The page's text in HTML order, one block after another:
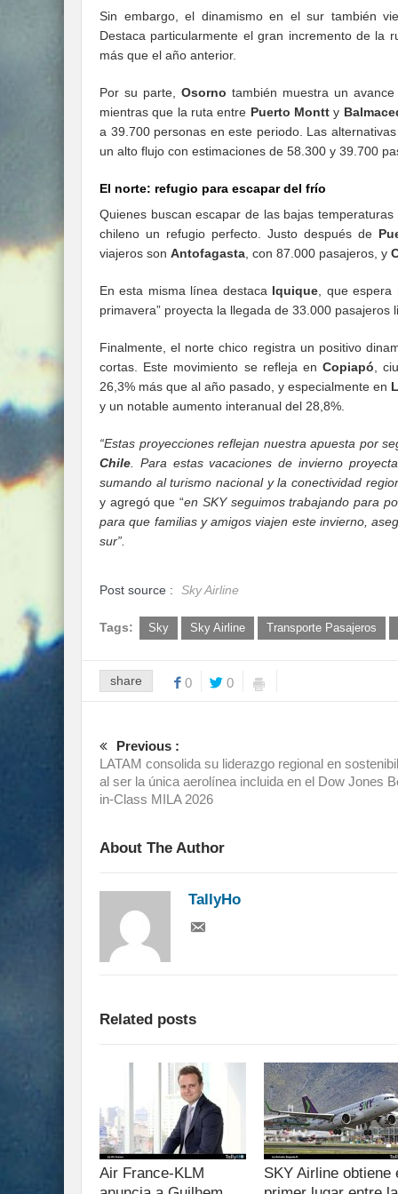
Sin embargo, el dinamismo en el sur también
Destaca particularmente el gran incremento de la
más que el año anterior.
Por su parte, Osorno también muestra un
mientras que la ruta entre Puerto Montty
a 39.700 personas en este periodo. Las
un alto flujo con estimaciones de 58.300 y 39.700
El norte: refugio para escapar del frío
Quienes buscan escapar de las bajas
chileno un refugio perfecto. Justo después de
viajeros son Antofagasta, con 87.000 pasajeros, y
En esta misma línea destaca Iquique, que espera
primavera” proyecta la llegada de 33.000
Finalmente, el norte chico registra un positivo
cortas. Este movimiento se refleja enCopiapó,
26,3% más que al año pasado, y especialmente en
y un notable aumento interanual del 28,8%.
“Estas proyecciones reflejan nuestra apuesta por
Chile. Para estas vacaciones de invierno
sumando al turismo nacional y la conectividad
y agregó que “en SKY seguimos trabajando para
para que familias y amigos viajen este invierno,
sur”.
Post source : Sky Airline
Tags: Sky Sky Airline Transporte Pasajeros
share 0 0
Previous :
LATAM consolida su liderazgo regional en
al ser la única aerolínea incluida en el Dow Jones
in-Class MILA 2026
About The Author
TallyHo
Related posts
Air France-KLM
SKY Airline obtiene